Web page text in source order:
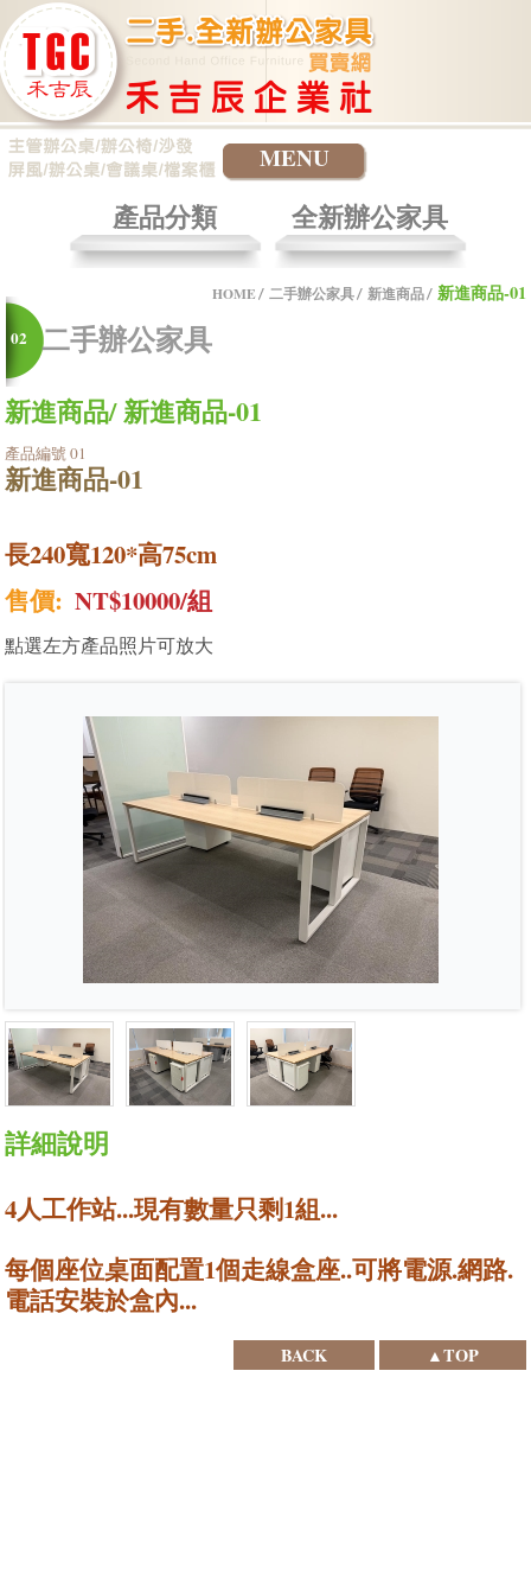
MENU
產品分類 全新辦公家具
HOME 二手辦公家具 新進商品 新進商品-01
02 二手辦公家具
新進商品/ 新進商品-01
產品編號 01
新進商品-01
長240寬120*高75cm
售價: NT$10000/組
點選左方產品照片可放大
詳細說明
4人工作站...現有數量只剩1組...
每個座位桌面配置1個走線盒座..可將電源.網路.
電話安裝於盒內...
BACK ▲TOP